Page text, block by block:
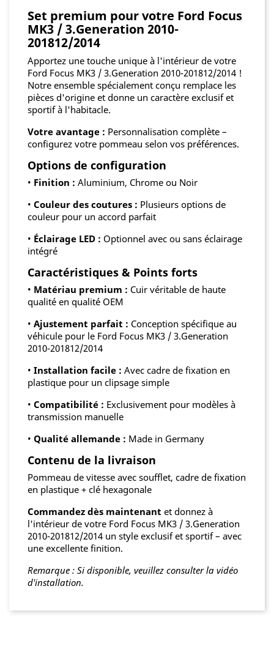
Set premium pour votre Ford Focus
MK3 / 3.Generation 2010-
201812/2014
Apportez une touche unique à l'intérieur de votre
Ford Focus MK3 / 3.Generation 2010-201812/2014 !
Notre ensemble spécialement conçu remplace les
pièces d'origine et donne un caractère exclusif et
sportif à l'habitacle.
Votre avantage : Personnalisation complète –
configurez votre pommeau selon vos préférences.
Options de configuration
• Finition : Aluminium, Chrome ou Noir
• Couleur des coutures : Plusieurs options de
couleur pour un accord parfait
• Éclairage LED : Optionnel avec ou sans éclairage
intégré
Caractéristiques & Points forts
• Matériau premium : Cuir véritable de haute
qualité en qualité OEM
• Ajustement parfait : Conception spécifique au
véhicule pour le Ford Focus MK3 / 3.Generation
2010-201812/2014
• Installation facile : Avec cadre de fixation en
plastique pour un clipsage simple
• Compatibilité : Exclusivement pour modèles à
transmission manuelle
• Qualité allemande : Made in Germany
Contenu de la livraison
Pommeau de vitesse avec soufflet, cadre de fixation
en plastique + clé hexagonale
Commandez dès maintenant et donnez à
l'intérieur de votre Ford Focus MK3 / 3.Generation
2010-201812/2014 un style exclusif et sportif – avec
une excellente finition.
Remarque : Si disponible, veuillez consulter la vidéo
d'installation.